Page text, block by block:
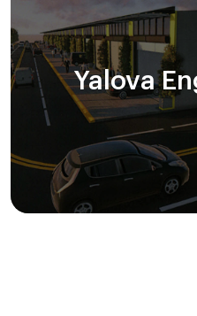
Yalova